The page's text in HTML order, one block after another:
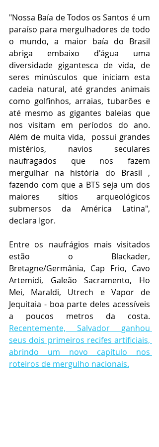
"Nossa Baía de Todos os Santos é um
paraíso para mergulhadores de todo
o mundo, a maior baía do Brasil
abriga embaixo d'água uma
diversidade gigantesca de vida, de
seres minúsculos que iniciam esta
cadeia natural, até grandes animais
como golfinhos, arraias, tubarões e
até mesmo as gigantes baleias que
nos visitam em períodos do ano.
Além de muita vida,  possui grandes
mistérios, navios seculares
naufragados que nos fazem
mergulhar na história do Brasil ,
fazendo com que a BTS seja um dos
maiores sítios arqueológicos
submersos da América Latina",
declara Igor.
Entre os naufrágios mais visitados
estão o Blackader,
Bretagne/Germânia, Cap Frio, Cavo
Artemidi, Galeão Sacramento, Ho
Mei, Maraldi, Utrech e Vapor de
Jequitaia - boa parte deles acessíveis
Recentemente, Salvador ganhou
seus dois primeiros recifes artificiais,
abrindo um novo capítulo nos
roteiros de mergulho nacionais.